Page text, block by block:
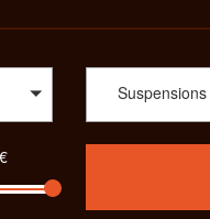
Suspensions